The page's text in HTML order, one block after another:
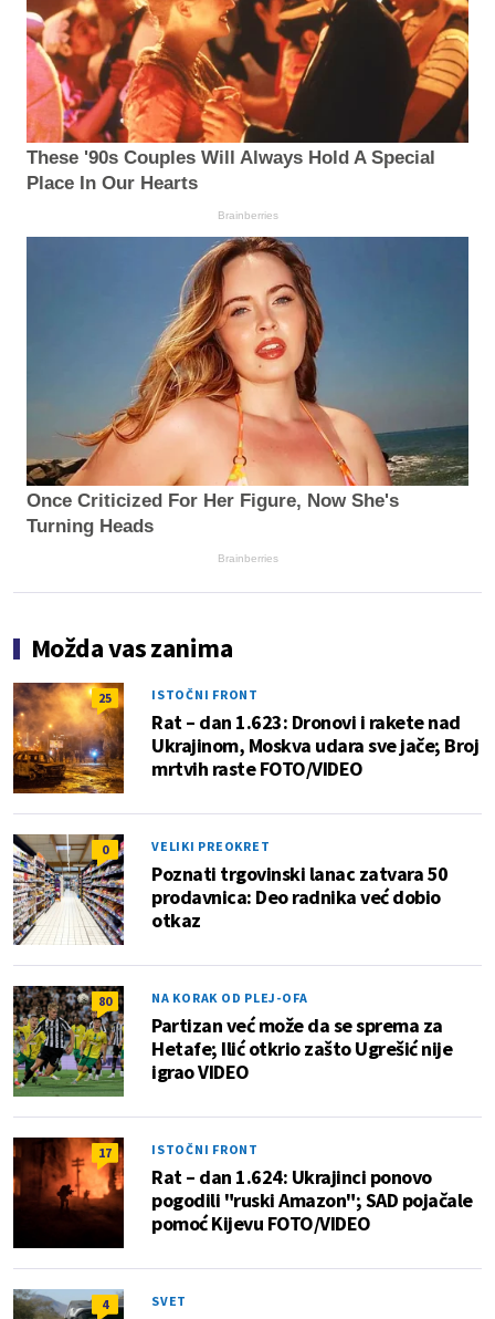
These '90s Couples Will Always Hold A Special
Place In Our Hearts
Brainberries
Once Criticized For Her Figure, Now She's
Turning Heads
Brainberries
Možda vas zanima
25 ISTOČNI FRONT
Rat – dan 1.623: Dronovi i rakete nad
Ukrajinom, Moskva udara sve jače; Broj
mrtvih raste FOTO/VIDEO
0 VELIKI PREOKRET
Poznati trgovinski lanac zatvara 50
prodavnica: Deo radnika već dobio
otkaz
80 NA KORAK OD PLEJ-OFA
Partizan već može da se sprema za
Hetafe; Ilić otkrio zašto Ugrešić nije
igrao VIDEO
17 ISTOČNI FRONT
Rat – dan 1.624: Ukrajinci ponovo
pogodili "ruski Amazon"; SAD pojačale
pomoć Kijevu FOTO/VIDEO
4 SVET